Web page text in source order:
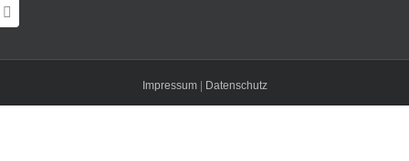
Impressum| Datenschutz